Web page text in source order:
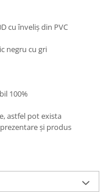
cu înveliș din PVC
negru cu gri
100%
astfel pot exista
și produs